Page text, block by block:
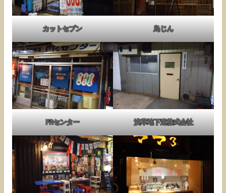
カットセブン 鳥じん
PRセンター 浅草地下道株式会社